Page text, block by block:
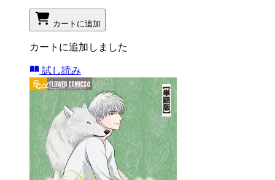
カートに追加
カートに追加しました
試し読み